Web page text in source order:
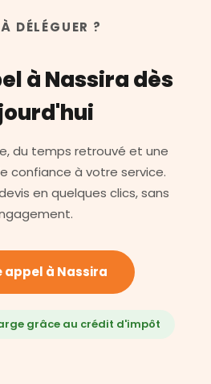
DÉLÉGUER ?
à Nassira dès
du temps retrouvé et une
confiance à votre service.
en quelques clics, sans
appel à Nassira
grâce au crédit d'impôt